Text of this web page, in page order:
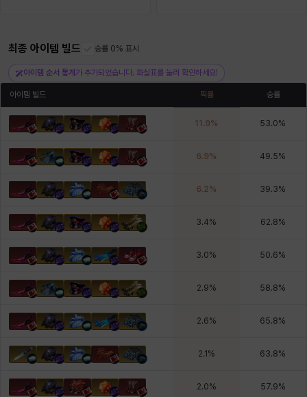
최종 아이템 빌드 승률 0% 표시
아이템 순서 통계 가 추가되었습니다. 화살표를 눌러 확인하세요!
아이템 빌드 픽률 승률
11.9% 53.0%
6.9% 49.5%
6.2% 39.3%
3.4% 62.8%
3.0% 50.6%
2.9% 58.8%
2.6% 65.8%
2.1 % 63.8%
2.0% 57.9%